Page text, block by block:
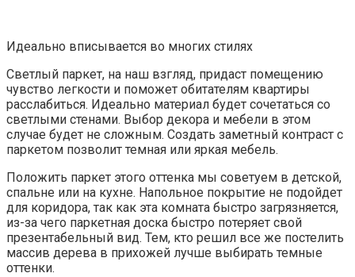
Идеально вписывается во многих стилях
Светлый паркет, на наш взгляд, придаст помещению
чувство легкости и поможет обитателям квартиры
расслабиться. Идеально материал будет сочетаться со
светлыми стенами. Выбор декора и мебели в этом
случае будет не сложным. Создать заметный контраст с
паркетом позволит темная или яркая мебель.
Положить паркет этого оттенка мы советуем в детской,
спальне или на кухне. Напольное покрытие не подойдет
для коридора, так как эта комната быстро загрязняется,
из-за чего паркетная доска быстро потеряет свой
презентабельный вид. Тем, кто решил все же постелить
массив дерева в прихожей лучше выбирать темные
оттенки.